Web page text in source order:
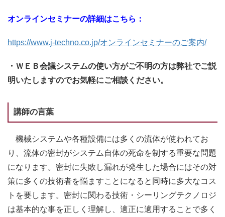
オンラインセミナーの詳細はこちら：
https://www.j-techno.co.jp/オンラインセミナーのご案内/
・ＷＥＢ会議システムの使い方がご不明の方は弊社でご説
明いたしますのでお気軽にご相談ください。
講師の言葉
機械システムや各種設備には多くの流体が使われてお
り、流体の密封がシステム自体の死命を制する重要な問題
になります。密封に失敗し漏れが発生した場合にはその対
策に多くの技術者を悩ますことになると同時に多大なコス
トを要します。密封に関わる技術・シーリングテクノロジ
は基本的な事を正しく理解し、適正に適用することで多く